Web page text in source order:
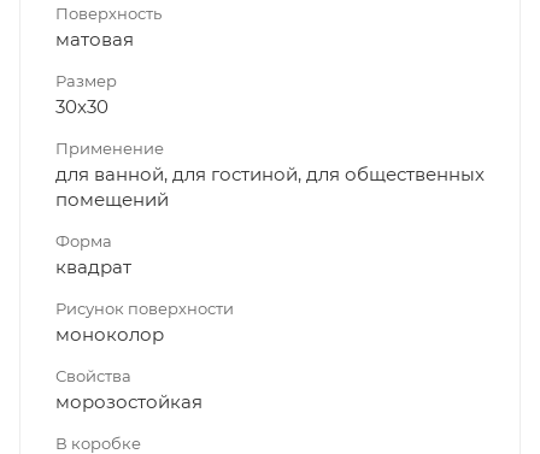
Поверхность
матовая
Размер
30x30
Применение
для ванной, для гостиной, для общественных
помещений
Форма
квадрат
Рисунок поверхности
моноколор
Свойства
морозостойкая
В коробке